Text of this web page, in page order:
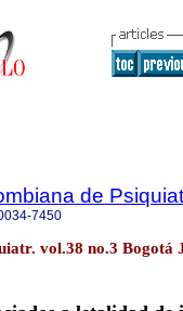
de
7450
vol.38 no.3 Bogotá